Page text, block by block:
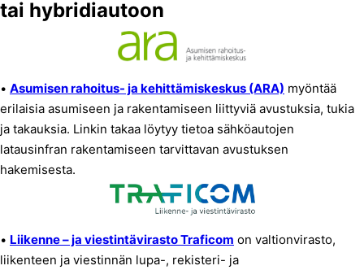
tai hybridiautoon
• Asumisen rahoitus- ja kehittämiskeskus (ARA) myöntää
erilaisia asumiseen ja rakentamiseen liittyviä avustuksia, tukia
ja takauksia. Linkin takaa löytyy tietoa sähköautojen
latausinfran rakentamiseen tarvittavan avustuksen
hakemisesta.
• Liikenne – ja viestintävirasto Traficom on valtionvirasto,
liikenteen ja viestinnän lupa-, rekisteri- ja